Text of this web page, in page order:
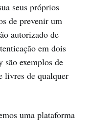
seus próprios
de prevenir um
autorizado de
em dois
são exemplos de
livres de qualquer
uma plataforma